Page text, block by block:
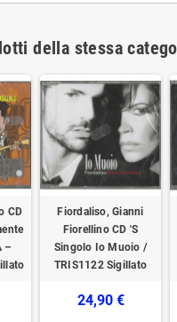
della stessa
CD
–
Fiordaliso, Gianni
Fiorellino CD 'S
Singolo Io Muoio /
TRIS1122 Sigillato
24,90 €